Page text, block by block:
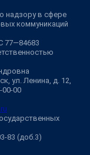
надзору в сфере
коммуникаций
77—84683
ул. Ленина, д. 12,
00-00
83 (доб.3)